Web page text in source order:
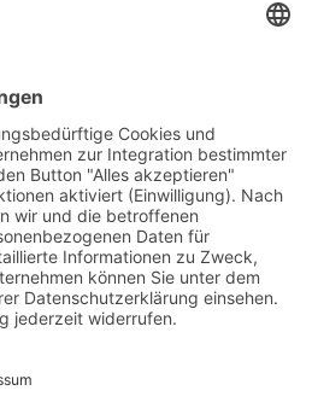
oder auch in der Praxis...
Online-Fortbildungen
Webinare welche Sie
Mail Vorschläge zusenden.